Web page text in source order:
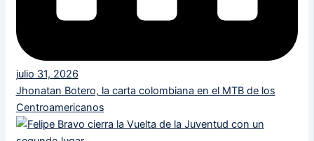
julio 31, 2026
Jhonatan Botero, la carta colombiana en el MTB de los
Centroamericanos